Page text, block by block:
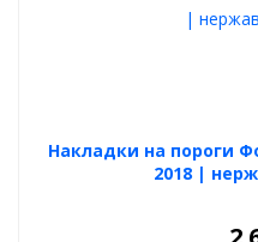
Накладки на пороги
2018 |